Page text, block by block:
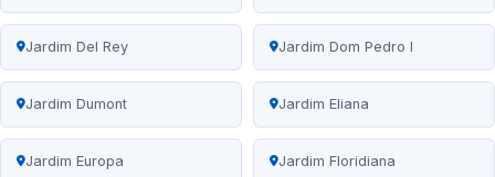
Jardim Del Rey Jardim Dom Pedro I
Jardim Dumont Jardim Eliana
Jardim Europa Jardim Floridiana